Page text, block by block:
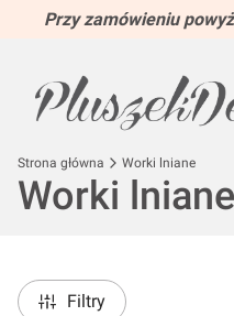
Przy zamówieniu
Strona główna Worki lniane
Worki
Filtry